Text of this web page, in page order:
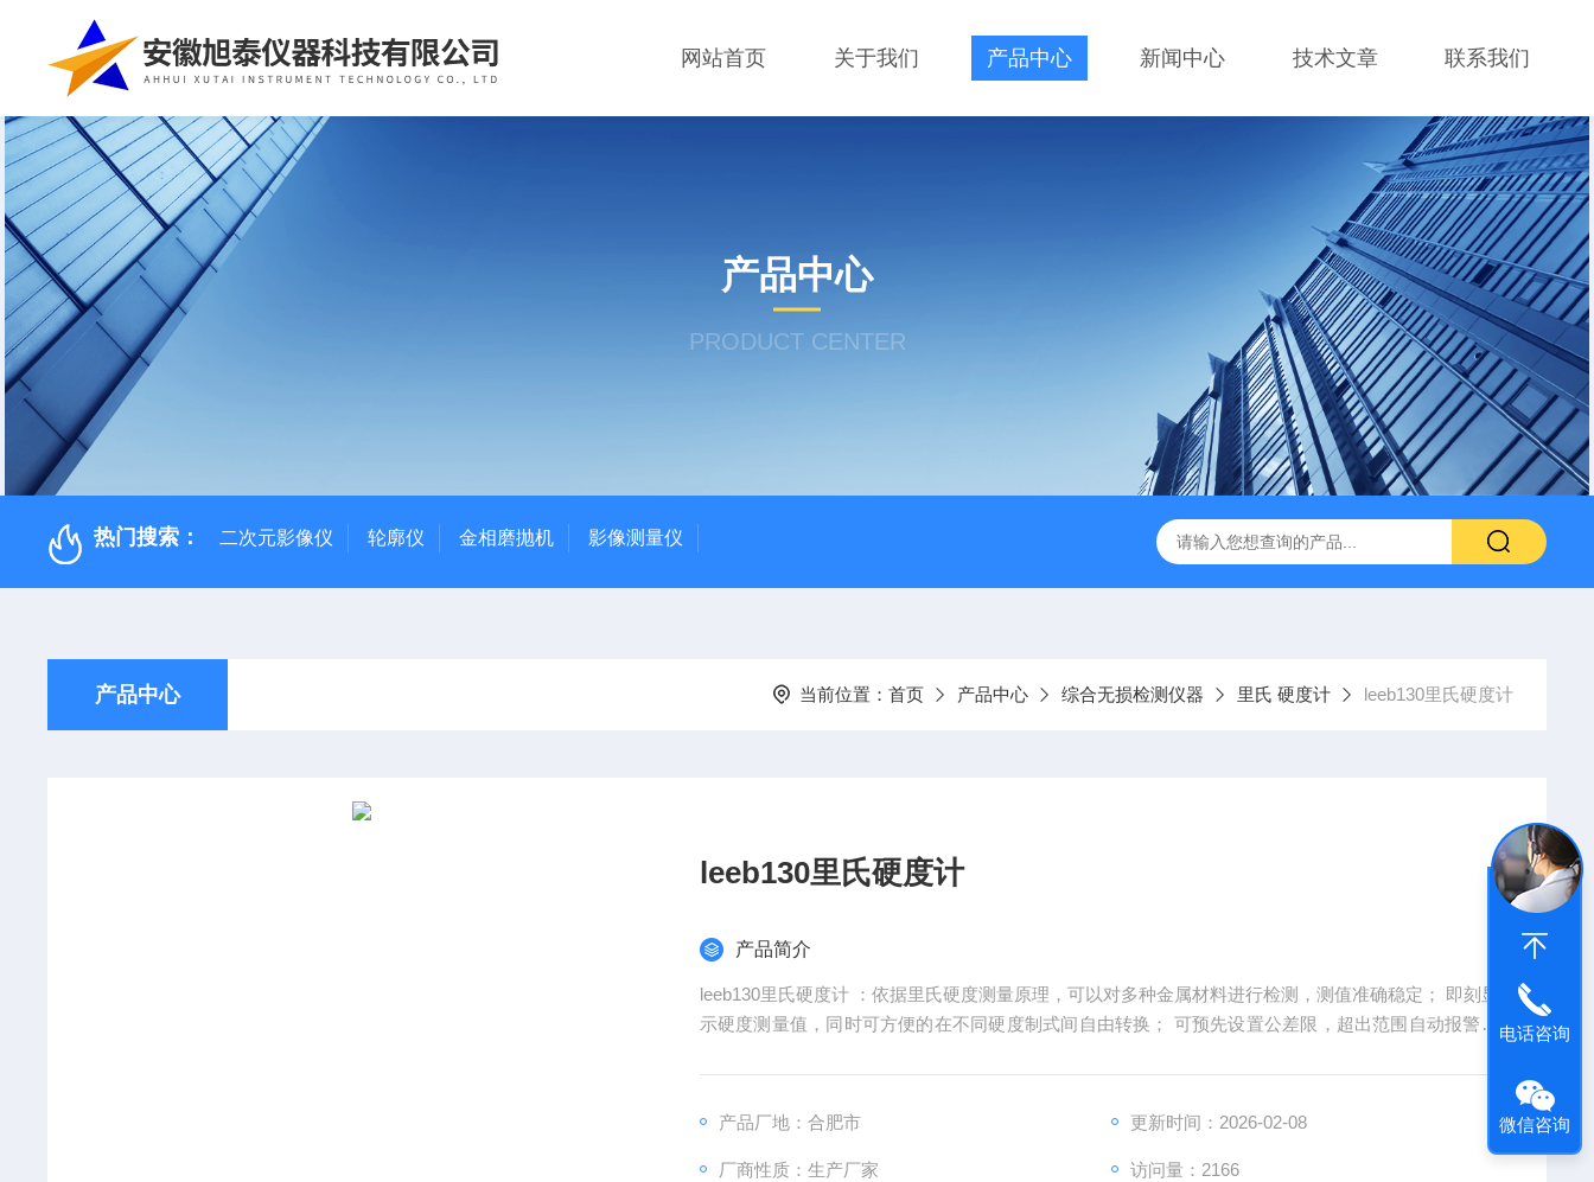
网站首页 关于我们 产品中心 新闻中心 技术文章 联系我们
产品中心
PRODUCT CENTER
热门搜索： 二次元影像仪 轮廓仪 金相磨抛机 影像测量仪
产品中心 当前位置： 首页 产品中心 综合无损检测仪器 里氏 硬度计 leeb130里氏硬度计
leeb130里氏硬度计
产品简介
leeb130里氏硬度计 ：依据里氏硬度测量原理，可以对多种金属材料进行检测，测值准确稳定； 即刻显
示硬度测量值，同时可方便的在不同硬度制式间自由转换； 可预先设置公差限，超出范围自动报警，
产品厂地：合肥市
更新时间：2026-02-08
厂商性质：生产厂家 访问量：2166
电话咨询
微信咨询